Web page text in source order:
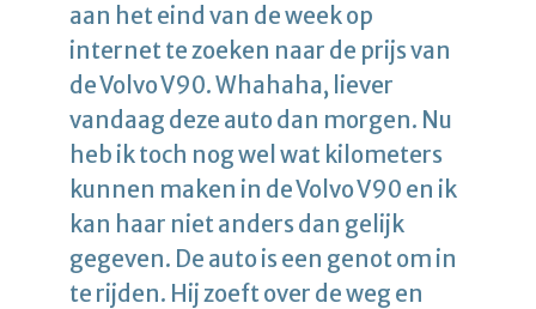
aan het eind van de week op
internet te zoeken naar de prijs van
de Volvo V90. Whahaha, liever
vandaag deze auto dan morgen. Nu
heb ik toch nog wel wat kilometers
kunnen maken in de Volvo V90 en ik
kan haar niet anders dan gelijk
gegeven. De auto is een genot om in
te rijden. Hij zoeft over de weg en